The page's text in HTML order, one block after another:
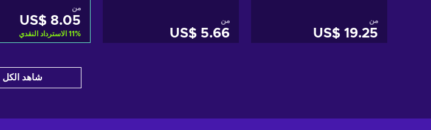
من
US$ 19.25
من
US$ 5.66
من
US$ 8.05
11% الاسترداد النقدي
View offers
شاهد الكل